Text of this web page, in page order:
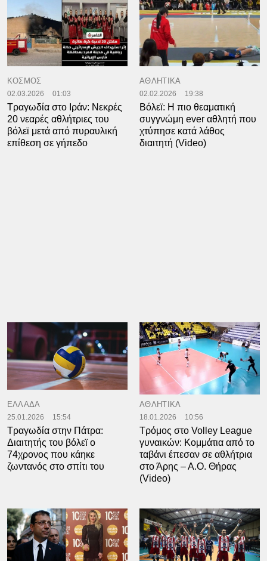
ΚΟΣΜΟΣ
02.03.2026 01:03
Τραγωδία στο Ιράν: Νεκρές
20 νεαρές αθλήτριες του
βόλεϊ μετά από πυραυλική
επίθεση σε γήπεδο
ΑΘΛΗΤΙΚΑ
02.02.2026 19:38
Bόλεϊ: Η πιο θεαματική
συγγνώμη ever αθλητή που
χτύπησε κατά λάθος
διαιτητή (Video)
ΕΛΛΑΔΑ
25.01.2026 15:54
Τραγωδία στην Πάτρα:
Διαιτητής του βόλεϊ ο
74χρονος που κάηκε
ζωντανός στο σπίτι του
ΑΘΛΗΤΙΚΑ
18.01.2026 10:56
Τρόμος στο Volley League
γυναικών: Κομμάτια από το
ταβάνι έπεσαν σε αθλήτρια
στο Άρης – Α.Ο. Θήρας
(Video)